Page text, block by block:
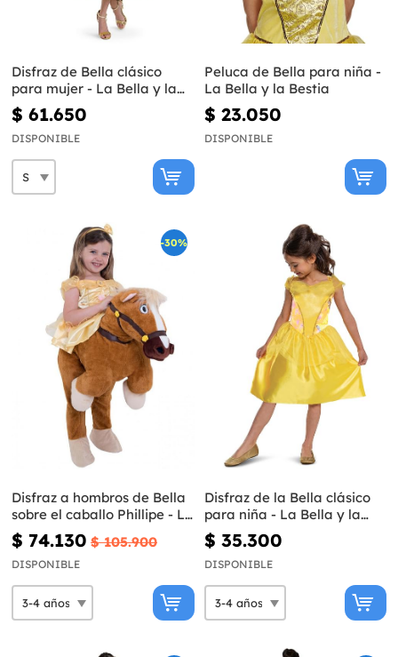
Disfraz de Bella clásico
para mujer - La Bella y la
Bestia
$ 61.650
DISPONIBLE
Peluca de Bella para niña -
La Bella y la Bestia
$ 23.050
DISPONIBLE
-30%
Disfraz a hombros de Bella
sobre el caballo Phillipe - La
Bella y la Bestia
$ 74.130 $ 105.900
DISPONIBLE
Disfraz de la Bella clásico
para niña - La Bella y la
Bestia
$ 35.300
DISPONIBLE